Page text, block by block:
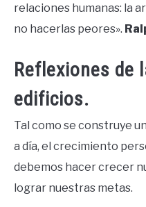
relaciones humanas: la
no hacerlas peores».
Reflexiones de
edificios.
Tal como se construye
a día, el crecimiento
debemos hacer crecer
lograr nuestras metas.